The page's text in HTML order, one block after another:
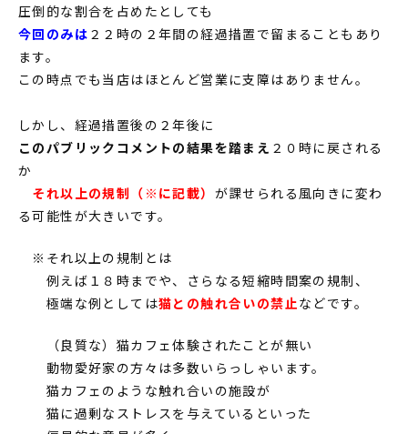
圧倒的な割合を占めたとしても
今回のみは ２２時の２年間の経過措置で留まることもあり
ます。
この時点でも当店はほとんど営業に支障はありません。
しかし、経過措置後の２年後に
このパブリックコメントの結果を踏まえ ２０時に戻される
か
それ以上の規制（※に記載） が課せられる風向きに変わ
る可能性が大きいです。
※それ以上の規制とは
例えば１８時までや、さらなる短縮時間案の規制、
極端な例としては猫との触れ合いの禁止などです。
（良質な）猫カフェ体験されたことが無い
動物愛好家の方々は多数いらっしゃいます。
猫カフェのような触れ合いの施設が
猫に過剰なストレスを与えているといった